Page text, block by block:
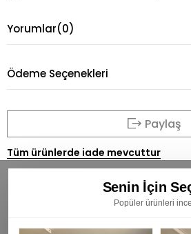
Yorumlar(0)
Ödeme Seçenekleri
Paylaş
Tüm ürünlerde iade mevcuttur
Senin İçin
Popüler ürünleri